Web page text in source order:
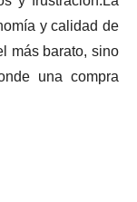
y calidad de
más barato, sino
una compra